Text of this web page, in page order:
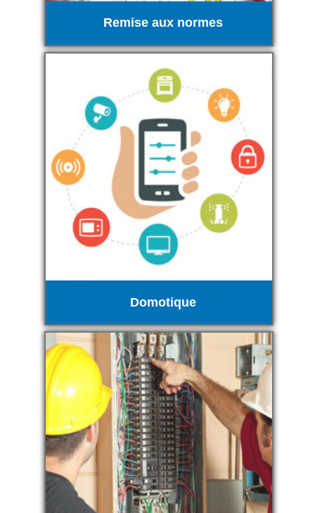
Remise aux normes
Domotique